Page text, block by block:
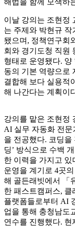
이날 강의는 조현정
는 주제와 박현규
됐으며, 정책연구회
회와 경기도청 직원
형태로 운영됐다.
동의 기본 역량으로
결합해 보다 실용적
해 나간다는 계획이
강의를 맡은 조현정
AI 실무 자동화 전
을 전공했다. 코딩을
딩’ 방식으로 수백
한 이력을 가지고 있
운영을 계기로 4곳
해 골든래빗에서 「
한 패스트캠퍼스, 클
플랫폼들로부터 AI
업을 통해 충청남도
연수를 진행했다.